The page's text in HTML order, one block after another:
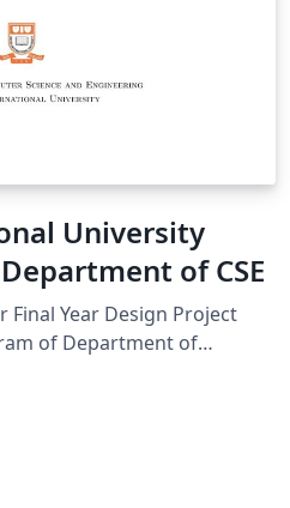
University
of CSE
Year Design Project
of Department of
of United